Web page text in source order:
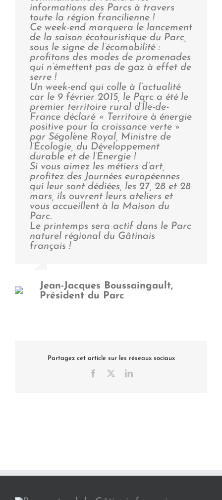
informations des Parcs à travers
toute la région francilienne !
Ce week-end marquera le lancement
de la saison écotouristique du Parc,
sous le signe de l’écomobilité :
profitons des modes de promenades
qui n’émettent pas de gaz à effet de
serre !
Un week-end qui colle à l’actualité
car le 9 février 2015, le Parc a été le
premier territoire rural d’Île-de-
France déclaré « Territoire à énergie
positive pour la croissance verte »
par Ségolène Royal, Ministre de
l’Écologie, du Développement
durable et de l’Énergie !
Si vous aimez les métiers d’art,
profitez des Journées européennes
qui leur sont dédiées, les 27, 28 et 28
mars, ils ouvrent leurs ateliers et
vous accueillent à la Maison du
Parc.
Le printemps sera actif dans le Parc
naturel régional du Gâtinais
français !
Jean-Jacques Boussaingault,
Président du Parc
Partagez cet article sur les réseaux sociaux
Facebook LinkedIn